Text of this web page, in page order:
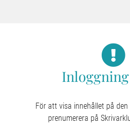
OM SKRIVARKLUBBEN
VARUKORG
För att visa innehållet på
prenumerera på